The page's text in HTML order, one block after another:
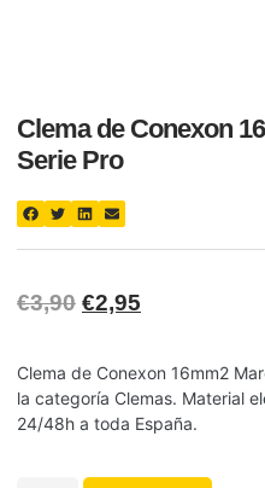
Clema de Conexon
Serie Pro
€3,90 €2,95
Clema de Conexon 16mm2
la categoría Clemas. Material
24/48h a toda España.